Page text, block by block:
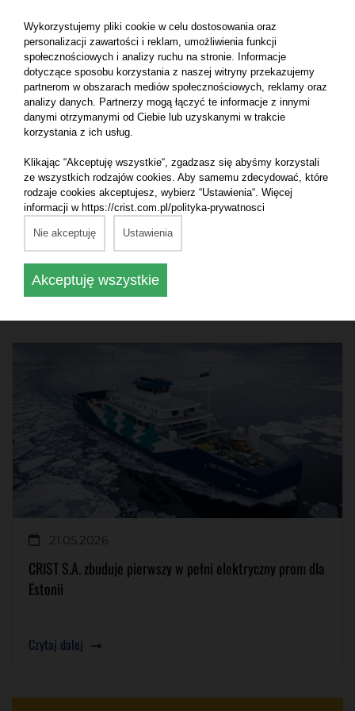
9.06.2026
CRIST rozpoczyna budowę bloku dla kolejnego
wycieczkowca klasy Icon
Czytaj dalej
21.05.2026
CRIST S.A. zbuduje pierwszy w pełni elektryczny prom dla
Estonii
Czytaj dalej
Wykorzystujemy pliki cookie w celu dostosowania oraz
personalizacji zawartości i reklam, umożliwienia funkcji
społecznościowych i analizy ruchu na stronie. Informacje
dotyczące sposobu korzystania z naszej witryny przekazujemy
partnerom w obszarach mediów społecznościowych, reklamy oraz
analizy danych. Partnerzy mogą łączyć te informacje z innymi
danymi otrzymanymi od Ciebie lub uzyskanymi w trakcie
korzystania z ich usług.
Klikając “Akceptuję wszystkie“, zgadzasz się abyśmy korzystali
ze wszystkich rodzajów cookies. Aby samemu zdecydować, które
rodzaje cookies akceptujesz, wybierz “Ustawienia“. Więcej
informacji w https://crist.com.pl/polityka-prywatnosci
Nie akceptuję Ustawienia
Akceptuję wszystkie